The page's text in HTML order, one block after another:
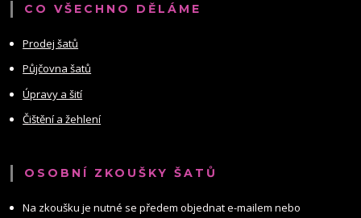
CO VŠECHNO DĚLÁME
Prodej šatů
Půjčovna šatů
Úpravy a šití
Čištění a žehlení
OSOBNÍ ZKOUŠKY ŠATŮ
Na zkoušku je nutné se předem objednat e-mailem nebo